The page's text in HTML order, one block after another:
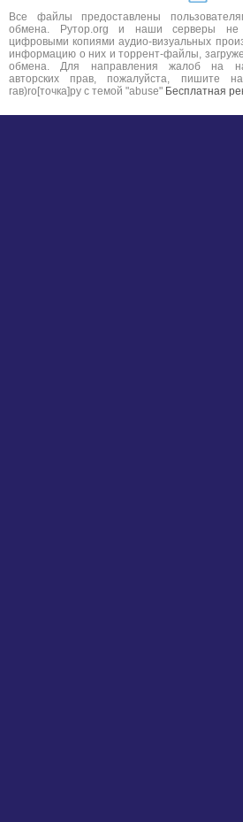
Все файлы предоставлены
обмена. Рутор.org и наши серверы не
цифровыми копиями аудио-визуальных
информацию о них и торрент-файлы,
обмена. Для направления жалоб на
авторских прав, пожалуйста, пишите
гав)ro[точка]ру с темой "abuse" Бесплатная